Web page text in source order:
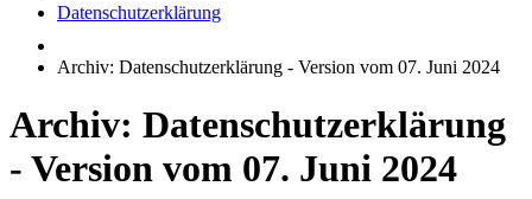
Datenschutzerklärung
Archiv: Datenschutzerklärung - Version vom 07. Juni 2024
Archiv: Datenschutzerklärung
- Version vom 07. Juni 2024